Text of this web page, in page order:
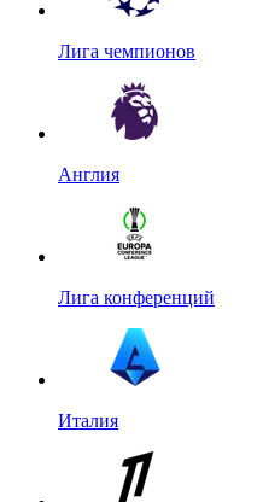
Лига чемпионов
Англия
Лига конференций
Италия